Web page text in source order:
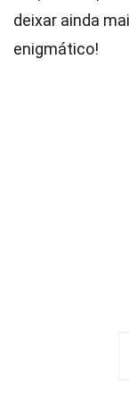
deixar ainda
enigmático!